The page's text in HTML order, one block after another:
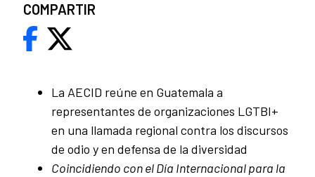
La AECID reúne en Guatemala a
representantes de organizaciones LGTBI+
en una llamada regional contra los discursos
de odio y en defensa de la diversidad
Coincidiendo con el Día Internacional para la
COMPARTIR